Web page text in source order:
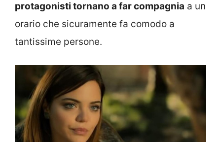
protagonisti tornano a far compagnia a un
orario che sicuramente fa comodo a
tantissime persone.